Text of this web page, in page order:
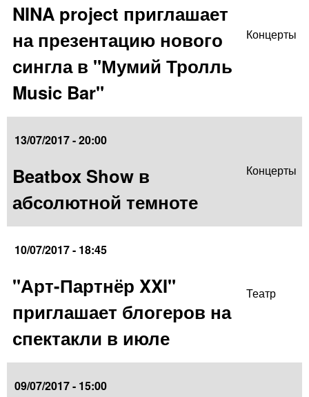
NINA project приглашает
на презентацию нового
сингла в "Мумий Тролль
Music Bar"
Концерты
13/07/2017 - 20:00
Beatbox Show в
абсолютной темноте
Концерты
10/07/2017 - 18:45
"Арт-Партнёр XXI"
приглашает блогеров на
спектакли в июле
Театр
09/07/2017 - 15:00